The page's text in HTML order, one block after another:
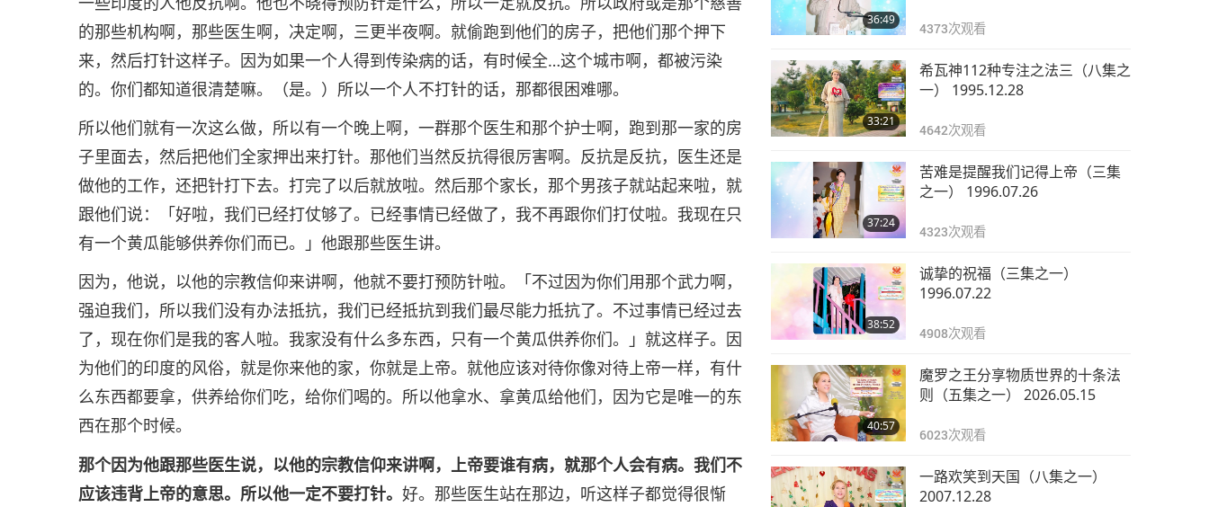
的那些机构啊，那些医生啊，决定啊，三更半夜啊。就偷跑到他们的房子，把他们那个押下
来，然后打针这样子。因为如果一个人得到传染病的话，有时候全…这个城市啊，都被污染
的。你们都知道很清楚嘛。（是。）所以一个人不打针的话，那都很困难哪。
所以他们就有一次这么做，所以有一个晚上啊，一群那个医生和那个护士啊，跑到那一家的房
子里面去，然后把他们全家押出来打针。那他们当然反抗得很厉害啊。反抗是反抗，医生还是
做他的工作，还把针打下去。打完了以后就放啦。然后那个家长，那个男孩子就站起来啦，就
跟他们说：「好啦，我们已经打仗够了。已经事情已经做了，我不再跟你们打仗啦。我现在只
有一个黄瓜能够供养你们而已。」他跟那些医生讲。
因为，他说，以他的宗教信仰来讲啊，他就不要打预防针啦。「不过因为你们用那个武力啊，
强迫我们，所以我们没有办法抵抗，我们已经抵抗到我们最尽能力抵抗了。不过事情已经过去
了，现在你们是我的客人啦。我家没有什么多东西，只有一个黄瓜供养你们。」就这样子。因
为他们的印度的风俗，就是你来他的家，你就是上帝。就他应该对待你像对待上帝一样，有什
么东西都要拿，供养给你们吃，给你们喝的。所以他拿水、拿黄瓜给他们，因为它是唯一的东
西在那个时候。
那个因为他跟那些医生说，以他的宗教信仰来讲啊，上帝要谁有病，就那个人会有病。我们不
应该违背上帝的意思。所以他一定不要打针。好。那些医生站在那边，听这样子都觉得很惭
36:49
4373次观看
33:21
希瓦神112种专注之法三（八集之
一） 1995.12.28
4642次观看
37:24
苦难是提醒我们记得上帝（三集
之一） 1996.07.26
4323次观看
38:52
诚挚的祝福（三集之一）
1996.07.22
4908次观看
40:57
魔罗之王分享物质世界的十条法
则（五集之一） 2026.05.15
6023次观看
一路欢笑到天国（八集之一）
2007.12.28